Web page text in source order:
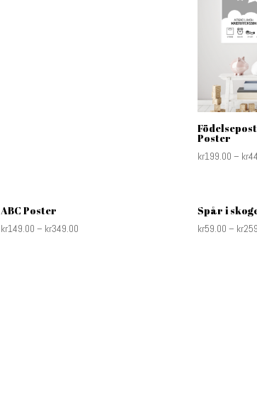
Poster
kr199.00 – kr
ABC Poster
kr149.00 – kr349.00
Spår i
kr59.00 – kr